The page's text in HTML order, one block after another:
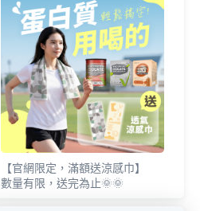
【官網限定，滿額送涼感巾】
數量有限，送完為止🌞🌞